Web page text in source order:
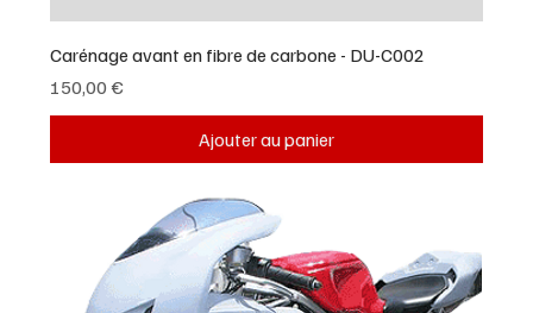
Carénage avant en fibre de carbone - DU-C002
Prix
150,00 €
Ajouter au panier